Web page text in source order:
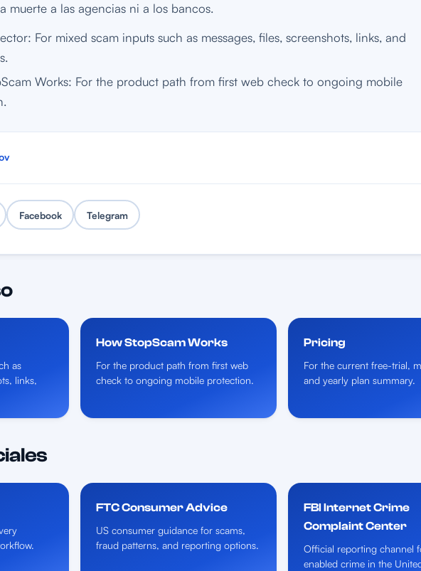
muerte a las agencias ni a los bancos.
For mixed scam inputs such as messages, files, screenshots, links, and
Works: For the product path from first web check to ongoing mobile
Facebook Telegram
as
links,
How StopScam Works
For the product path from first web
check to ongoing mobile protection.
Pricing
For the current free-trial,
and yearly plan summary.
FTC Consumer Advice
US consumer guidance for scams,
fraud patterns, and reporting options.
FBI Internet Crime
Complaint Center
Official reporting channel
enabled crime in the